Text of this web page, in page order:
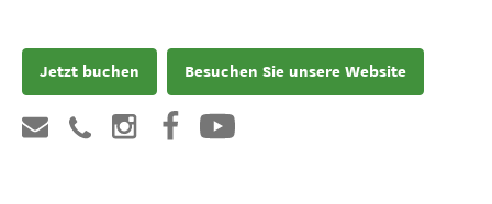
Jetzt buchen Besuchen Sie unsere Website